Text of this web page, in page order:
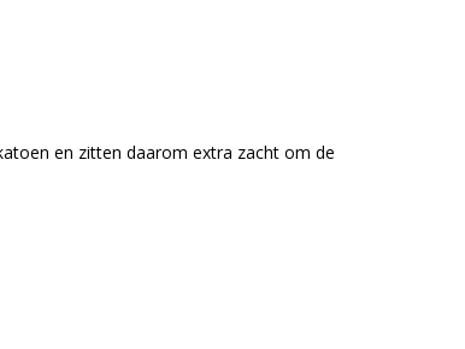
en zitten daarom extra zacht om de